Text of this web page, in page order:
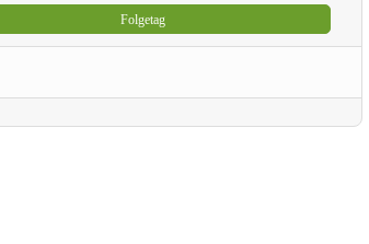
Folgetag